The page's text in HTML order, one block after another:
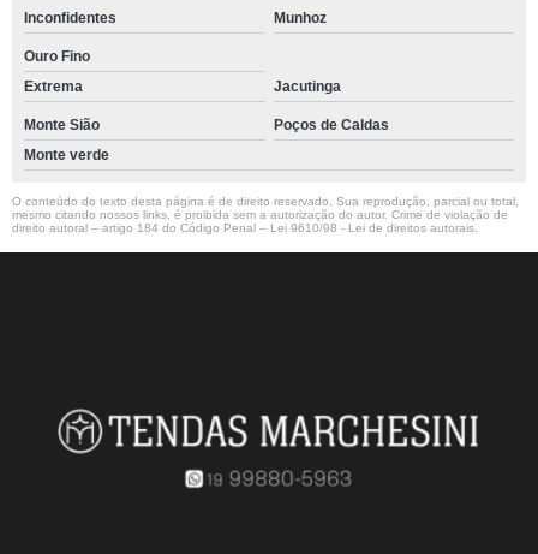
Inconfidentes Munhoz
Ouro Fino
Extrema
Jacutinga
Monte Sião
Poços de Caldas
Monte verde
O conteúdo do texto desta página é de direito reservado. Sua reprodução, parcial ou total,
mesmo citando nossos links, é proibida sem a autorização do autor. Crime de violação de
direito autoral – artigo 184 do Código Penal – Lei 9610/98 - Lei de direitos autorais